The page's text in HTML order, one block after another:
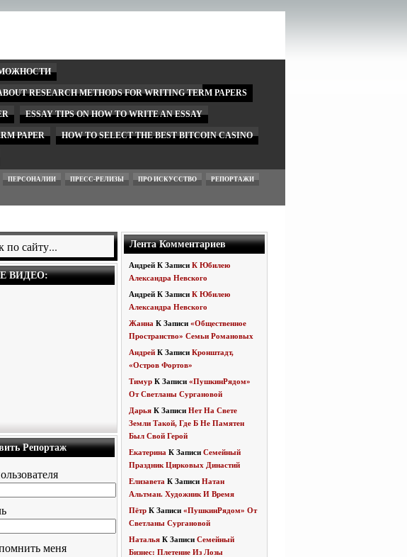
RESEARCH METHODS FOR WRITING TERM PAPERS
ESSAY TIPS ON HOW TO WRITE AN ESSAY
PAPER HOW TO SELECT THE BEST BITCOIN CASINO
ПЕРСОНАЛИИ ПРЕСС-РЕЛИЗЫ ПРО ИСКУССТВО РЕПОРТАЖИ
ВИДЕО:
Репортаж
меня
Лента Комментариев
АндрейК Записи К Юбилею
Александра Невского
АндрейК Записи К Юбилею
Александра Невского
Жанна К Записи «Общественное
Пространство» Семьи Романовых
АндрейК Записи Кронштадт,
«Остров Фортов»
ТимурК Записи «ПушкинРядом»
От Светланы Сургановой
ДарьяК Записи Нет На Свете
Земли Такой, Где Б Не Памятен
Был Свой Герой
Екатерина К Записи Семейный
Праздник Цирковых Династий
Елизавета К Записи Натан
Альтман. Художник И Время
ПётрК Записи «ПушкинРядом» От
Светланы Сургановой
НатальяК Записи Семейный
Бизнес: Плетение Из Лозы